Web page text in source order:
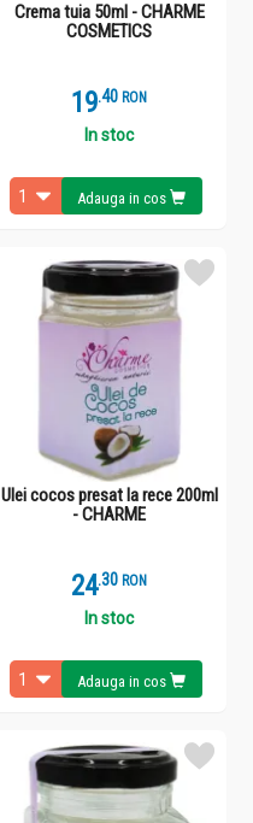
Crema tuia 50ml - CHARME
COSMETICS
19.4 RON
In stoc
Adauga in cos
Ulei cocos presat la rece 200ml
- CHARME
24.3 RON
In stoc
Adauga in cos